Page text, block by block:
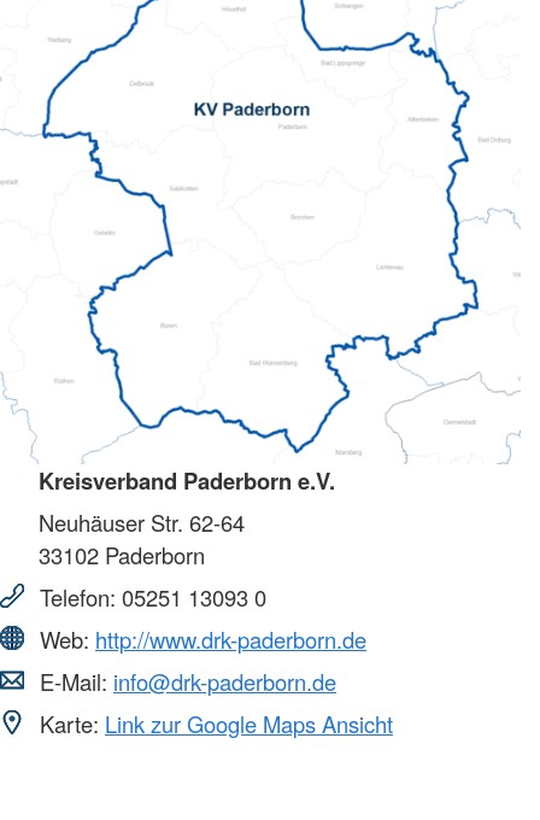
Kreisverband Paderborn e.V.
Neuhäuser Str. 62-64
33102 Paderborn
Telefon: 05251 13093 0
Web: http://www.drk-paderborn.de
E-Mail: info@drk-paderborn.de
Karte: Link zur Google Maps Ansicht